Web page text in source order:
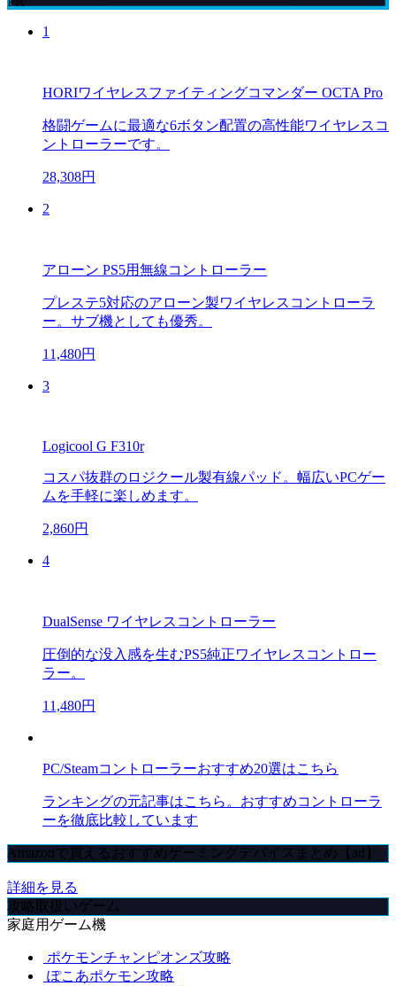
1
HORIワイヤレスファイティングコマンダー OCTA Pro
格闘ゲームに最適な6ボタン配置の高性能ワイヤレスコ
ントローラーです。
28,308円
2
アローン PS5用無線コントローラー
プレステ5対応のアローン製ワイヤレスコントローラ
ー。サブ機としても優秀。
11,480円
3
Logicool G F310r
コスパ抜群のロジクール製有線パッド。幅広いPCゲー
ムを手軽に楽しめます。
2,860円
4
DualSense ワイヤレスコントローラー
圧倒的な没入感を生むPS5純正ワイヤレスコントロー
ラー。
11,480円
PC/Steamコントローラーおすすめ20選はこちら
ランキングの元記事はこちら。おすすめコントローラ
ーを徹底比較しています
Amazonで買えるおすすめゲーミングデバイスまとめ【ad】
詳細を見る
攻略取扱いゲーム
家庭用ゲーム機
ポケモンチャンピオンズ攻略
ぽこあポケモン攻略